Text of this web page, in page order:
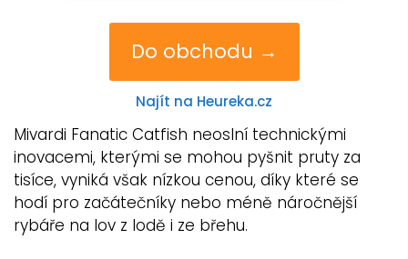
Do obchodu →
Najít na Heureka.cz
Mivardi Fanatic Catfish neoslní technickými
inovacemi, kterými se mohou pyšnit pruty za
tisíce, vyniká však nízkou cenou, díky které se
hodí pro začátečníky nebo méně náročnější
rybáře na lov z lodě i ze břehu.